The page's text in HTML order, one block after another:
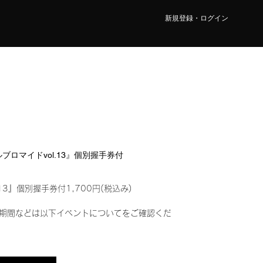
新規登録・ログイン
ロマイドvol.13』個別握手券付
』個別握手券付1,700円(税込み)
間などは以下イベントについてをご確認くだ